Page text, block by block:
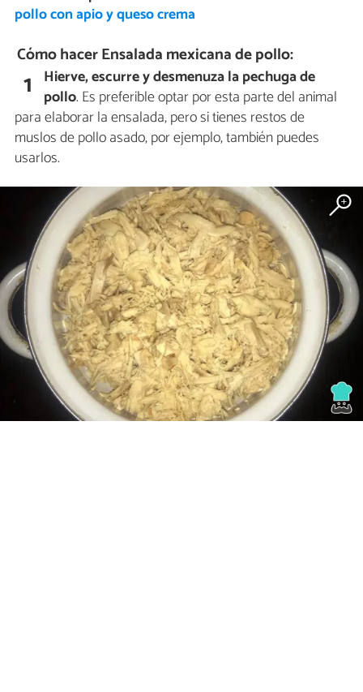
pollo con apio y queso crema
Cómo hacer Ensalada mexicana de pollo:
1 Hierve, escurre y desmenuza la pechuga de
pollo. Es preferible optar por esta parte del animal
para elaborar la ensalada, pero si tienes restos de
muslos de pollo asado, por ejemplo, también puedes
usarlos.